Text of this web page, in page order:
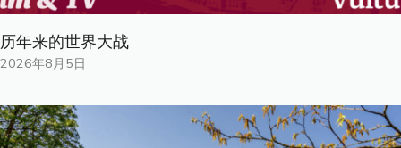
历年来的世界大战
2026年8月5日